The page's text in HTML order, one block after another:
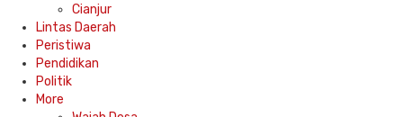
Cianjur
Lintas Daerah
Peristiwa
Pendidikan
Politik
More